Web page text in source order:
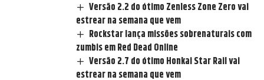
Versão 2.2 do ótimo Zenless Zone Zero vai
estrear na semana que vem
Rockstar lança missões sobrenaturais com
zumbis em Red Dead Online
Versão 2.7 do ótimo Honkai Star Rail vai
estrear na semana que vem